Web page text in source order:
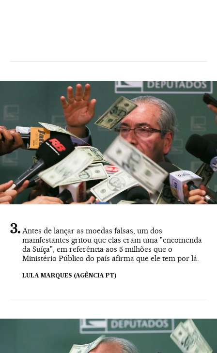
Antes de lançar as moedas falsas, um dos
manifestantes gritou que elas eram uma "encomenda
da Suíça", em referência aos 5 milhões que o
Ministério Público do país afirma que ele tem por lá.
LULA MARQUES (AGÊNCIA PT)